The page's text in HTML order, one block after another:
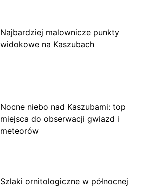
Najbardziej malownicze punkty
widokowe na Kaszubach
Nocne niebo nad Kaszubami: top
miejsca do obserwacji gwiazd i
meteorów
Szlaki ornitologiczne w północnej